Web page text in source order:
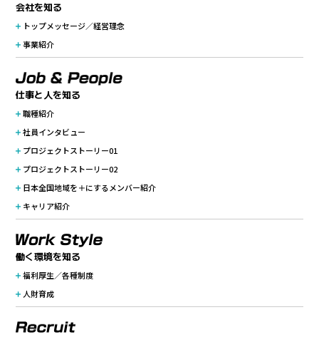
会社を知る
トップメッセージ／経営理念
事業紹介
仕事と人を知る
職種紹介
社員インタビュー
プロジェクトストーリー01
プロジェクトストーリー02
日本全国地域を＋にするメンバー紹介
キャリア紹介
働く環境を知る
福利厚生／各種制度
人財育成